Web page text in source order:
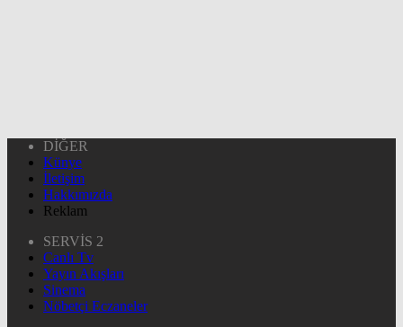
DİĞER
Künye
İletişim
Hakkımızda
Reklam
SERVİS 2
Canlı Tv
Yayın Akışları
Sinema
Nöbetçi Eczaneler